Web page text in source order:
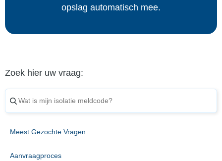
opslag automatisch mee.
Zoek hier uw vraag:
Meest Gezochte Vragen
Aanvraagproces